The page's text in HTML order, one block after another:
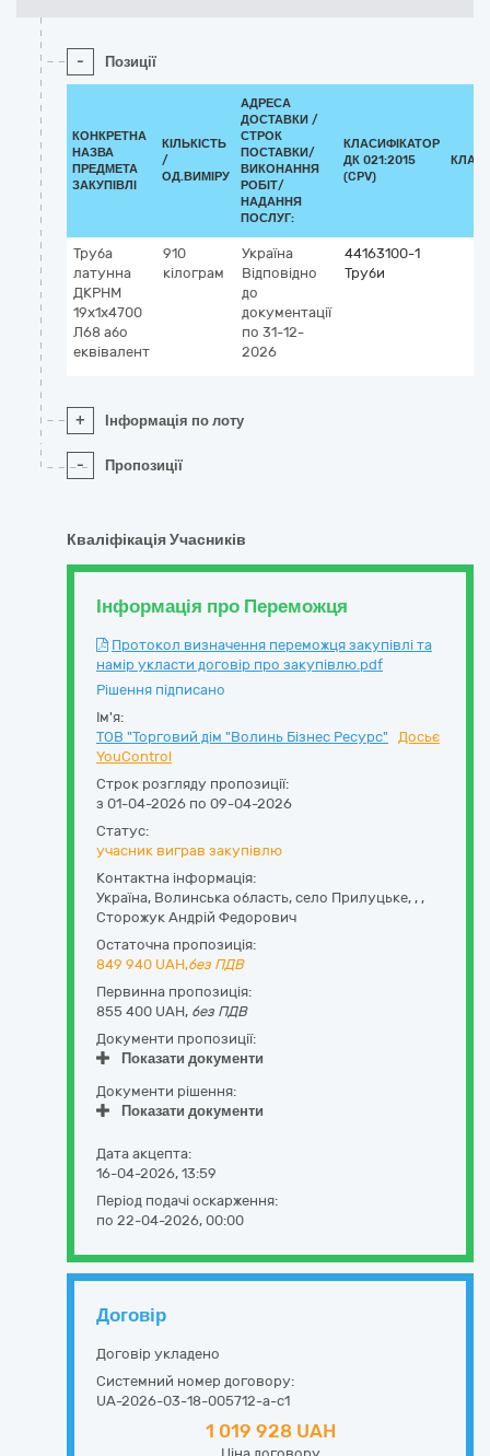
- Позиції
КОНКРЕТНА
НАЗВА
ПРЕДМЕТА
ЗАКУПІВЛІ
КІЛЬКІСТЬ
/
ОД.ВИМІРУ
АДРЕСА
ДОСТАВКИ /
СТРОК
ПОСТАВКИ/
ВИКОНАННЯ
РОБІТ/
НАДАННЯ
ПОСЛУГ:
КЛАСИФІКАТОР
ДК 021:2015
(CPV)
Труба
латунна
ДКРНМ
19х1х4700
Л68 або
еквівалент
910
кілограм
Україна
Відповідно
до
документації
по 31-12-
2026
44163100-1
Труби
+ Інформація по лоту
- Пропозиції
Кваліфікація Учасників
Інформація про Переможця
Протокол визначення переможця закупівлі та
намір укласти договір про закупівлю.pdf
Рішення підписано
Ім'я:
ТОВ "Торговий дім "Волинь Бізнес Ресурс"
Досьє
YouControl
Строк розгляду пропозиції:
з 01-04-2026 по 09-04-2026
Статус:
учасник виграв закупівлю
Контактна інформація:
Україна, Волинська область, село Прилуцьке, , ,
Сторожук Андрій Федорович
Остаточна пропозиція:
849 940 UAH,без ПДВ
Первинна пропозиція:
855 400 UAH, без ПДВ
Документи пропозиції:
Показати документи
Документи рішення:
Показати документи
Дата акцепта:
16-04-2026, 13:59
Період подачі оскарження:
по 22-04-2026, 00:00
Договір
Договір укладено
Системний номер договору:
UA-2026-03-18-005712-a-c1
1 019 928 UAH